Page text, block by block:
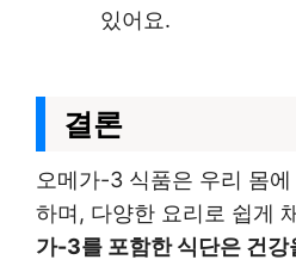
있어요.
결론
오메가-3 식품은 우리 몸
하며, 다양한 요리로 쉽게
가-3를 포함한 식단은 건강